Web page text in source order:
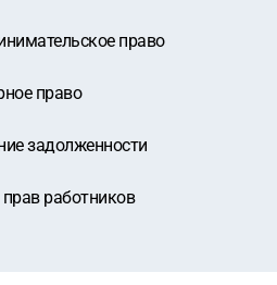
право
право
задолженности
работников